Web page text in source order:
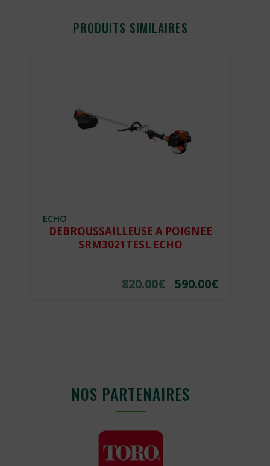
PRODUITS SIMILAIRES
ECHO
DEBROUSSAILLEUSE A POIGNEE
SRM3021TESL ECHO
820.00€ 590.00€
NOS PARTENAIRES